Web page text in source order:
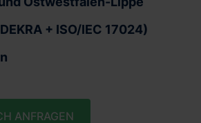
+ ISO/IEC 17024)
ANFRAGEN